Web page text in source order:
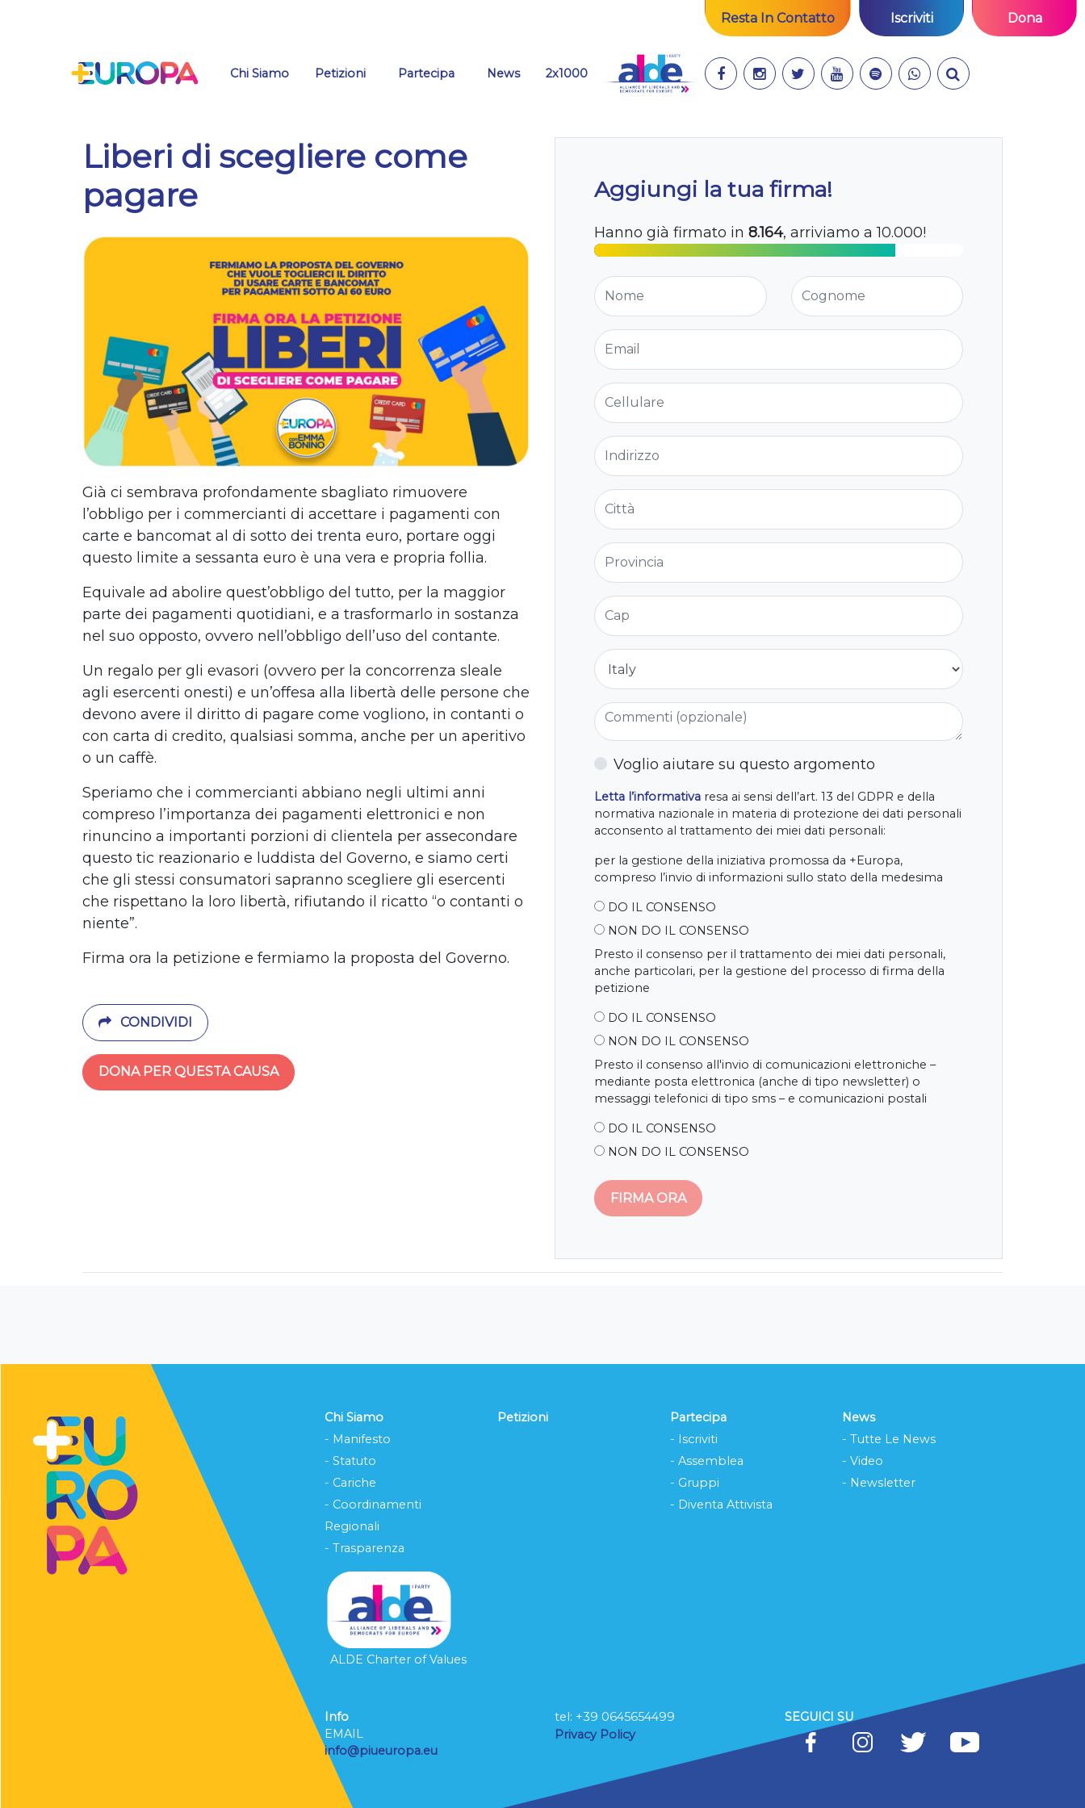
Resta In Contatto Iscriviti Dona
Chi Siamo Petizioni Partecipa News 2x1000
Liberi di scegliere come
pagare
Già ci sembrava profondamente sbagliato rimuovere
l’obbligo per i commercianti di accettare i pagamenti con
carte e bancomat al di sotto dei trenta euro, portare oggi
questo limite a sessanta euro è una vera e propria follia.
Equivale ad abolire quest’obbligo del tutto, per la maggior
parte dei pagamenti quotidiani, e a trasformarlo in sostanza
nel suo opposto, ovvero nell’obbligo dell’uso del contante.
Un regalo per gli evasori (ovvero per la concorrenza sleale
agli esercenti onesti) e un’offesa alla libertà delle persone che
devono avere il diritto di pagare come vogliono, in contanti o
con carta di credito, qualsiasi somma, anche per un aperitivo
o un caffè.
Speriamo che i commercianti abbiano negli ultimi anni
compreso l’importanza dei pagamenti elettronici e non
rinuncino a importanti porzioni di clientela per assecondare
questo tic reazionario e luddista del Governo, e siamo certi
che gli stessi consumatori sapranno scegliere gli esercenti
che rispettano la loro libertà, rifiutando il ricatto “o contanti o
niente”.
Firma ora la petizione e fermiamo la proposta del Governo.
CONDIVIDI
DONA PER QUESTA CAUSA
Aggiungi la tua firma!
Hanno già firmato in 8.164, arriviamo a 10.000!
Nome Cognome
Email
Cellulare
Indirizzo
Città
Provincia
Cap
Nazione
Commenti (opzionale)
Voglio aiutare su questo argomento
Letta l’informativa resa ai sensi dell’art. 13 del GDPR e della
normativa nazionale in materia di protezione dei dati personali
acconsento al trattamento dei miei dati personali:
per la gestione della iniziativa promossa da +Europa,
compreso l’invio di informazioni sullo stato della medesima
DO IL CONSENSO
NON DO IL CONSENSO
Presto il consenso per il trattamento dei miei dati personali,
anche particolari, per la gestione del processo di firma della
petizione
DO IL CONSENSO
NON DO IL CONSENSO
Presto il consenso all'invio di comunicazioni elettroniche –
mediante posta elettronica (anche di tipo newsletter) o
messaggi telefonici di tipo sms – e comunicazioni postali
DO IL CONSENSO
NON DO IL CONSENSO
Chi Siamo
- Manifesto
- Statuto
- Cariche
- Coordinamenti
Regionali
- Trasparenza
ALDE Charter of Values
Petizioni
Partecipa
- Iscriviti
- Assemblea
- Gruppi
- Diventa Attivista
News
- Tutte Le News
- Video
- Newsletter
Info
EMAIL
info@piueuropa.eu
tel: ‭+39 0645654499
Privacy Policy
SEGUICI SU